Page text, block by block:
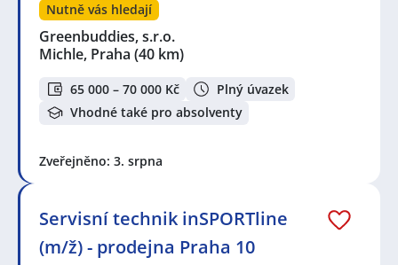
Nutně vás hledají
Greenbuddies, s.r.o.
Michle, Praha (40 km)
65 000 – 70 000 Kč
Plný úvazek
Vhodné také pro absolventy
Zveřejněno: 3. srpna
Servisní technik inSPORTline
(m/ž) - prodejna Praha 10